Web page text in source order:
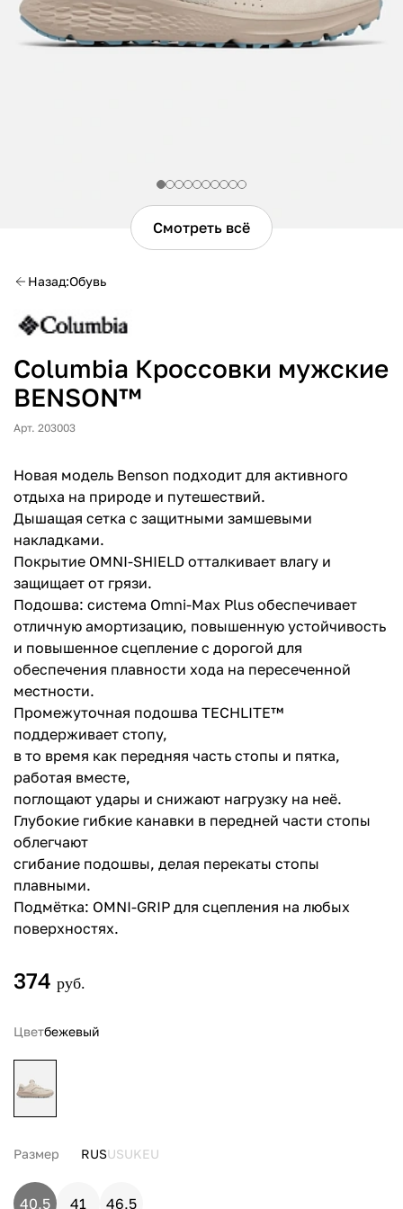
Смотреть всё
Назад Обувь
Columbia Кроссовки мужские
BENSON™
Арт. 203003
Новая модель Benson подходит для активного
отдыха на природе и путешествий.
Дышащая сетка с защитными замшевыми
накладками.
Покрытие OMNI-SHIELD отталкивает влагу и
защищает от грязи.
Подошва: система Omni-Max Plus обеспечивает
отличную амортизацию, повышенную устойчивость
и повышенное сцепление с дорогой для
обеспечения плавности хода на пересеченной
местности.
Промежуточная подошва TECHLITE™
поддерживает стопу,
в то время как передняя часть стопы и пятка,
работая вместе,
поглощают удары и снижают нагрузку на неё.
Глубокие гибкие канавки в передней части стопы
облегчают
сгибание подошвы, делая перекаты стопы
плавными.
Подмётка: OMNI-GRIP для сцепления на любых
поверхностях.
374 руб.
Цветбежевый
Размер RUSUSUKEU
40,5 41 46,5